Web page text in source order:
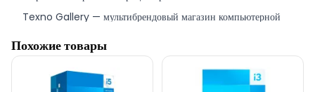
Texno Gallery — мультибрендовый магазин компьютерной
Rüstəm 15 и работающий с 2011 года.
Наш сервисный центр, расположенный напротив магазина,
предоставляет быстрые и профессиональные услуги по
Похожие товары